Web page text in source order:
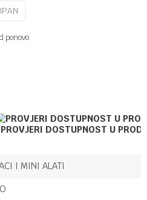
ponovo
PROVJERI DOSTUPNOST U
I MINI ALATI